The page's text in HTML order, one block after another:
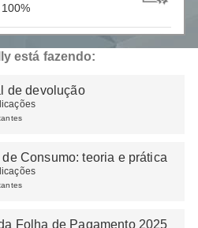
100%
de Notas Fiscais
2025
está fazendo:
de devolução
Consumo: teoria e prática
Folha de Pagamento 2025